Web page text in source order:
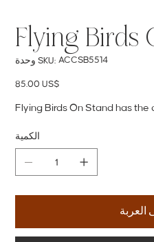
Flying
وحدة SKU: SKU
ACCSB5514
ACCSB5514
السعر ‏85.00 US$
Flying Birds On Stand has the
الكمية
العربة